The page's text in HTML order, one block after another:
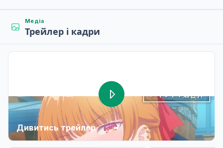
Медіа
Трейлер і кадри
Дивитись трейлер